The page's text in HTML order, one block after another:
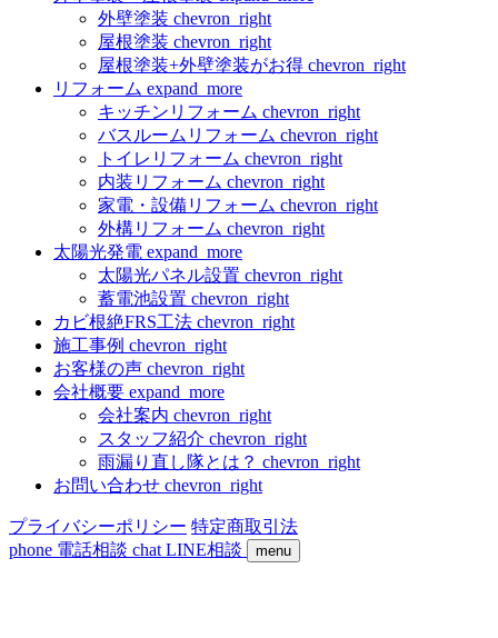
外壁塗装 chevron_right
屋根塗装 chevron_right
屋根塗装+外壁塗装がお得 chevron_right
リフォーム expand_more
キッチンリフォーム chevron_right
バスルームリフォーム chevron_right
トイレリフォーム chevron_right
内装リフォーム chevron_right
家電・設備リフォーム chevron_right
外構リフォーム chevron_right
太陽光発電 expand_more
太陽光パネル設置 chevron_right
蓄電池設置 chevron_right
カビ根絶FRS工法 chevron_right
施工事例 chevron_right
お客様の声 chevron_right
会社概要 expand_more
会社案内 chevron_right
スタッフ紹介 chevron_right
雨漏り直し隊とは？ chevron_right
お問い合わせ chevron_right
プライバシーポリシー 特定商取引法
phone 電話相談 chat LINE相談 menu